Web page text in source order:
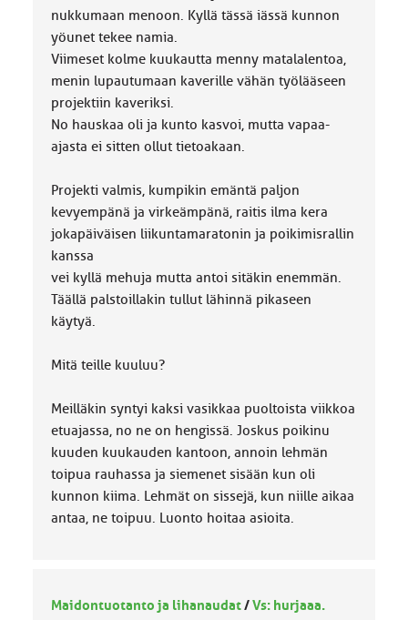
nukkumaan menoon. Kyllä tässä iässä kunnon
yöunet tekee namia.
Viimeset kolme kuukautta menny matalalentoa,
menin lupautumaan kaverille vähän työlääseen
projektiin kaveriksi.
No hauskaa oli ja kunto kasvoi, mutta vapaa-
ajasta ei sitten ollut tietoakaan.
Projekti valmis, kumpikin emäntä paljon
kevyempänä ja virkeämpänä, raitis ilma kera
jokapäiväisen liikuntamaratonin ja poikimisrallin
kanssa
vei kyllä mehuja mutta antoi sitäkin enemmän.
Täällä palstoillakin tullut lähinnä pikaseen
käytyä.
Mitä teille kuuluu?
Meilläkin syntyi kaksi vasikkaa puoltoista viikkoa
etuajassa, no ne on hengissä. Joskus poikinu
kuuden kuukauden kantoon, annoin lehmän
toipua rauhassa ja siemenet sisään kun oli
kunnon kiima. Lehmät on sissejä, kun niille aikaa
antaa, ne toipuu. Luonto hoitaa asioita.
Maidontuotanto ja lihanaudat/Vs: hurjaaa.